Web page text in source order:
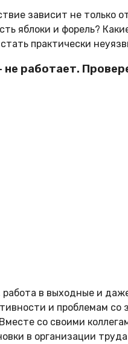
зависит не только
яблоки и форель?
практически
работает.
в выходные и
и проблемам со
со своими
в организации